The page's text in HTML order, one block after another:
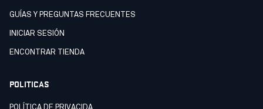
GUÍAS Y PREGUNTAS FRECUENTES
INICIAR SESIÓN
ENCONTRAR TIENDA
POLITICAS
POLÍTICA DE PRIVACIDA